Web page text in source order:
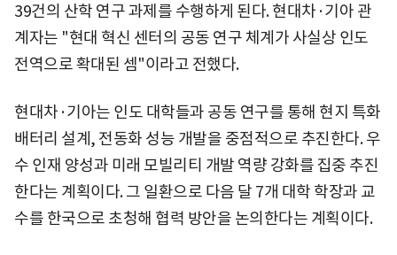
39건의 산학 연구 과제를 수행하게 된다. 현대차·기아 관
계자는 "현대 혁신 센터의 공동 연구 체계가 사실상 인도
전역으로 확대된 셈"이라고 전했다.
현대차·기아는 인도 대학들과 공동 연구를 통해 현지 특화
배터리 설계, 전동화 성능 개발을 중점적으로 추진한다. 우
수 인재 양성과 미래 모빌리티 개발 역량 강화를 집중 추진
한다는 계획이다. 그 일환으로 다음 달 7개 대학 학장과 교
수를 한국으로 초청해 협력 방안을 논의한다는 계획이다.